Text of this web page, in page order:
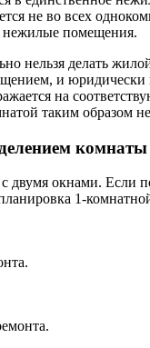
не во всех
нежилые помещения.
нельзя делать
и
на
таким образом
комнаты
двумя окнами.
1-